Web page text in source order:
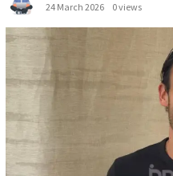
24 March 2026
0 views